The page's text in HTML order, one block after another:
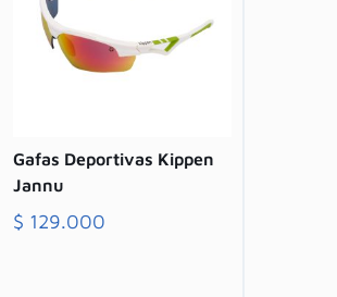
Gafas Deportivas Kippen
Jannu
$ 129.000